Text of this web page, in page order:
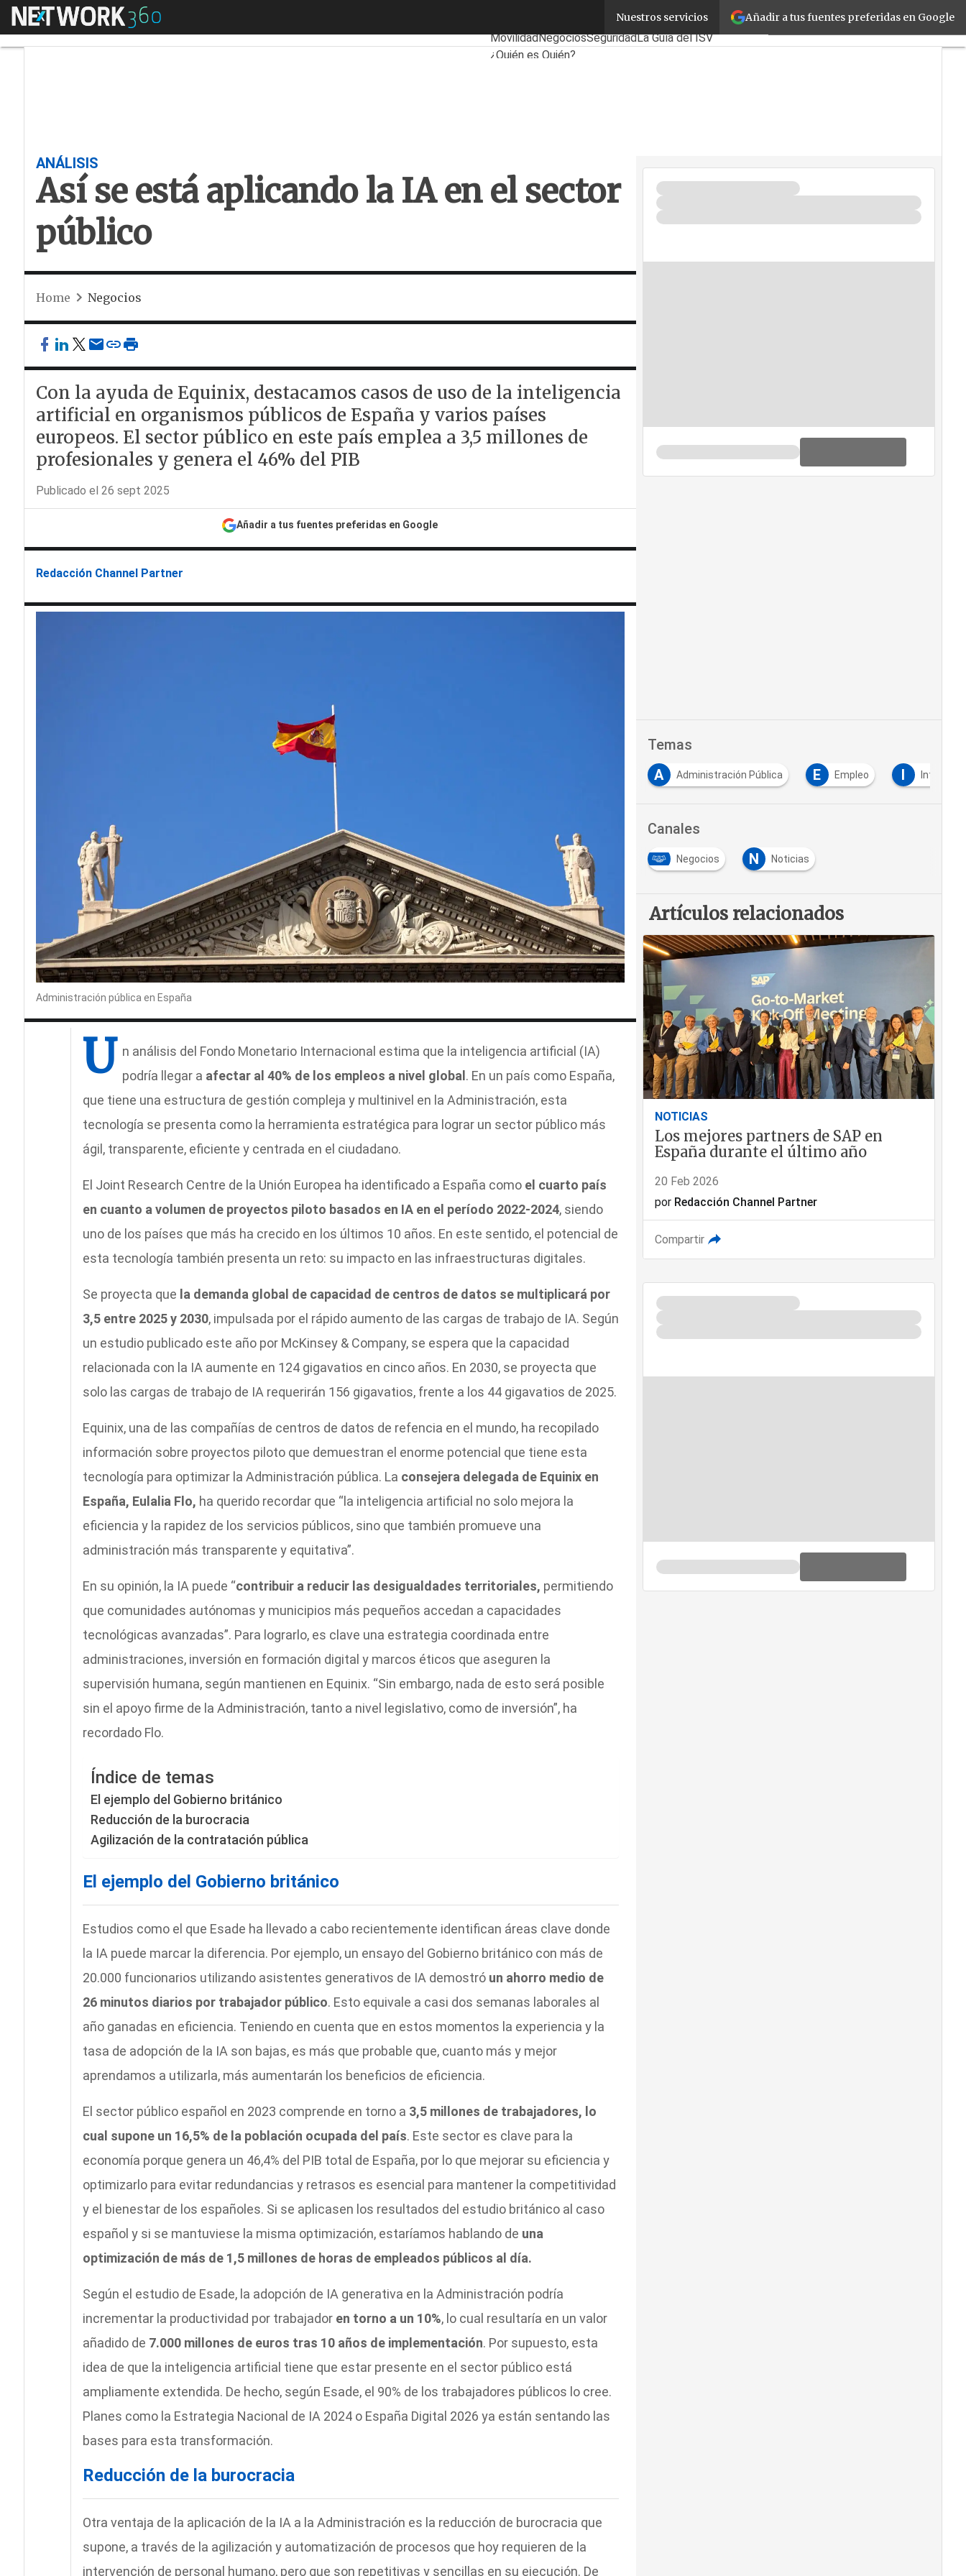
Añadir a tus fuentes preferidas en Google
Nuestros servicios
Menú TicPymesCorporate RetailCloud
MovilidadNegociosSeguridadLa Guía del ISV
¿Quién es Quién?
ANÁLISIS
Así se está aplicando la IA en el sector
público
Home Negocios
Con la ayuda de Equinix, destacamos casos de uso de la inteligencia
artificial en organismos públicos de España y varios países
europeos. El sector público en este país emplea a 3,5 millones de
profesionales y genera el 46% del PIB
Publicado el 26 sept 2025
Añadir a tus fuentes preferidas en Google
Redacción Channel Partner
Administración pública en España
U n análisis del Fondo Monetario Internacional estima que la inteligencia artificial (IA)
podría llegar a afectar al 40% de los empleos a nivel global . En un país como España,
que tiene una estructura de gestión compleja y multinivel en la Administración, esta
tecnología se presenta como la herramienta estratégica para lograr un sector público más
ágil, transparente, eficiente y centrada en el ciudadano.
El Joint Research Centre de la Unión Europea ha identificado a España como el cuarto país
en cuanto a volumen de proyectos piloto basados en IA en el período 2022-2024, siendo
uno de los países que más ha crecido en los últimos 10 años. En este sentido, el potencial de
esta tecnología también presenta un reto: su impacto en las infraestructuras digitales.
Se proyecta que la demanda global de capacidad de centros de datos se multiplicará por
3,5 entre 2025 y 2030, impulsada por el rápido aumento de las cargas de trabajo de IA. Según
un estudio publicado este año por McKinsey & Company, se espera que la capacidad
relacionada con la IA aumente en 124 gigavatios en cinco años. En 2030, se proyecta que
solo las cargas de trabajo de IA requerirán 156 gigavatios, frente a los 44 gigavatios de 2025.
Equinix, una de las compañías de centros de datos de refencia en el mundo, ha recopilado
información sobre proyectos piloto que demuestran el enorme potencial que tiene esta
tecnología para optimizar la Administración pública. La consejera delegada de Equinix en
España, Eulalia Flo, ha querido recordar que “la inteligencia artificial no solo mejora la
eficiencia y la rapidez de los servicios públicos, sino que también promueve una
administración más transparente y equitativa”.
En su opinión, la IA puede “contribuir a reducir las desigualdades territoriales, permitiendo
que comunidades autónomas y municipios más pequeños accedan a capacidades
tecnológicas avanzadas”. Para lograrlo, es clave una estrategia coordinada entre
administraciones, inversión en formación digital y marcos éticos que aseguren la
supervisión humana, según mantienen en Equinix. “Sin embargo, nada de esto será posible
sin el apoyo firme de la Administración, tanto a nivel legislativo, como de inversión”, ha
recordado Flo.
Índice de temas
El ejemplo del Gobierno británico
Reducción de la burocracia
Agilización de la contratación pública
El ejemplo del Gobierno británico
Estudios como el que Esade ha llevado a cabo recientemente identifican áreas clave donde
la IA puede marcar la diferencia. Por ejemplo, un ensayo del Gobierno británico con más de
20.000 funcionarios utilizando asistentes generativos de IA demostró un ahorro medio de
26 minutos diarios por trabajador público. Esto equivale a casi dos semanas laborales al
año ganadas en eficiencia. Teniendo en cuenta que en estos momentos la experiencia y la
tasa de adopción de la IA son bajas, es más que probable que, cuanto más y mejor
aprendamos a utilizarla, más aumentarán los beneficios de eficiencia.
El sector público español en 2023 comprende en torno a 3,5 millones de trabajadores, lo
cual supone un 16,5% de la población ocupada del país. Este sector es clave para la
economía porque genera un 46,4% del PIB total de España, por lo que mejorar su eficiencia y
optimizarlo para evitar redundancias y retrasos es esencial para mantener la competitividad
y el bienestar de los españoles. Si se aplicasen los resultados del estudio británico al caso
español y si se mantuviese la misma optimización, estaríamos hablando de una
optimización de más de 1,5 millones de horas de empleados públicos al día.
Según el estudio de Esade, la adopción de IA generativa en la Administración podría
incrementar la productividad por trabajador en torno a un 10%, lo cual resultaría en un valor
añadido de 7.000 millones de euros tras 10 años de implementación. Por supuesto, esta
idea de que la inteligencia artificial tiene que estar presente en el sector público está
ampliamente extendida. De hecho, según Esade, el 90% de los trabajadores públicos lo cree.
Planes como la Estrategia Nacional de IA 2024 o España Digital 2026 ya están sentando las
bases para esta transformación.
Reducción de la burocracia
Otra ventaja de la aplicación de la IA a la Administración es la reducción de burocracia que
supone, a través de la agilización y automatización de procesos que hoy requieren de la
intervención de personal humano, pero que son repetitivas y sencillas en su ejecución. De
Temas
A Administración Pública E Empleo I
Canales
Negocios N Noticias
Artículos relacionados
NOTICIAS
Los mejores partners de SAP en
España durante el último año
20 Feb 2026
por Redacción Channel Partner
Compartir